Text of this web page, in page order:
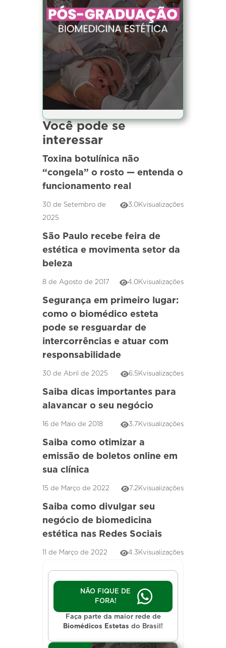
Você pode se
interessar
Toxina botulínica não
“congela” o rosto — entenda o
funcionamento real
30 de Setembro de
2025
3.0Kvisualizações
São Paulo recebe feira de
estética e movimenta setor da
beleza
8 de Agosto de 2017 4.0Kvisualizações
Segurança em primeiro lugar:
como o biomédico esteta
pode se resguardar de
intercorrências e atuar com
responsabilidade
30 de Abril de 2025 6.5Kvisualizações
Saiba dicas importantes para
alavancar o seu negócio
16 de Maio de 2018 3.7Kvisualizações
Saiba como otimizar a
emissão de boletos online em
sua clínica
15 de Março de 2022 7.2Kvisualizações
Saiba como divulgar seu
negócio de biomedicina
estética nas Redes Sociais
11 de Março de 2022 4.3Kvisualizações
NÃO FIQUE DE
FORA!
Faça parte da maior rede de
Biomédicos Estetas do Brasil!